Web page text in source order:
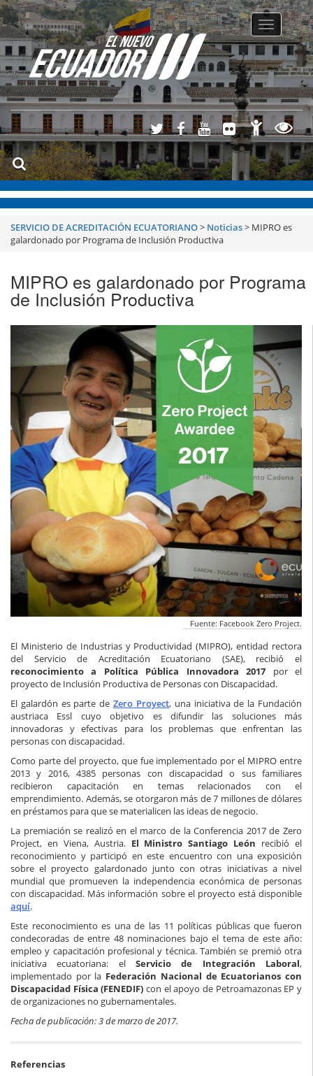
Toggle
SERVICIO DE ACREDITACIÓN ECUATORIANO> Noticias> MIPRO es
galardonado por Programa de Inclusión Productiva
MIPRO es galardonado por Programa
de Inclusión Productiva
Fuente: Facebook Zero Project.
El Ministerio de Industrias y Productividad (MIPRO), entidad rectora
del Servicio de Acreditación Ecuatoriano (SAE), recibió el
reconocimiento a Política Pública Innovadora 2017 por el
proyecto de Inclusión Productiva de Personas con Discapacidad.
El galardón es parte deZero Proyect, una iniciativa de la Fundación
austriaca Essl cuyo objetivo es difundir las soluciones más
innovadoras y efectivas para los problemas que enfrentan las
personas con discapacidad.
Como parte del proyecto, que fue implementado por el MIPRO entre
2013 y 2016, 4385 personas con discapacidad o sus familiares
recibieron capacitación en temas relacionados con el
emprendimiento. Además, se otorgaron más de 7 millones de dólares
en préstamos para que se materialicen las ideas de negocio.
La premiación se realizó en el marco de la Conferencia 2017 de Zero
Project, en Viena, Austria. El Ministro Santiago León recibió el
reconocimiento y participó en este encuentro con una exposición
sobre el proyecto galardonado junto con otras iniciativas a nivel
mundial que promueven la independencia económica de personas
con discapacidad. Más información sobre el proyecto está disponible
aquí.
Este reconocimiento es una de las 11 políticas públicas que fueron
condecoradas de entre 48 nominaciones bajo el tema de este año:
empleo y capacitación profesional y técnica. También se premió otra
iniciativa ecuatoriana: el Servicio de Integración Laboral,
implementado por la Federación Nacional de Ecuatorianos con
Discapacidad Física (FENEDIF) con el apoyo de Petroamazonas EP y
de organizaciones no gubernamentales.
Fecha de publicación: 3 de marzo de 2017.
Referencias